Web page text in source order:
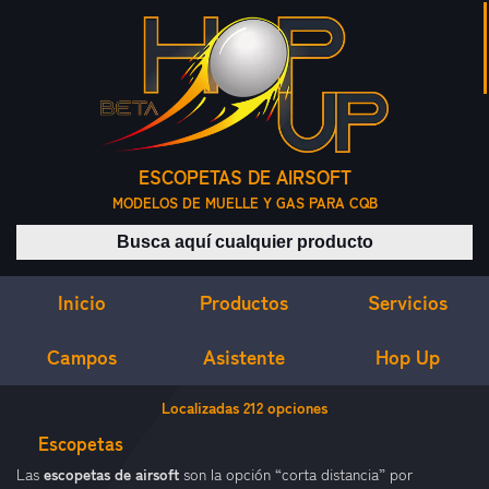
ESCOPETAS DE AIRSOFT
MODELOS DE MUELLE Y GAS PARA CQB
Buscar productos
Inicio Productos Servicios
Campos Asistente Hop Up
ESCOPETAS DE AIRSOFT
Localizadas 212 opciones
Escopetas
Las escopetas de airsoft son la opción “corta distancia” por